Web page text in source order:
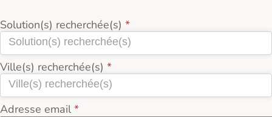
Solution(s) recherchée(s)
Ville(s) recherchée(s)
Adresse email